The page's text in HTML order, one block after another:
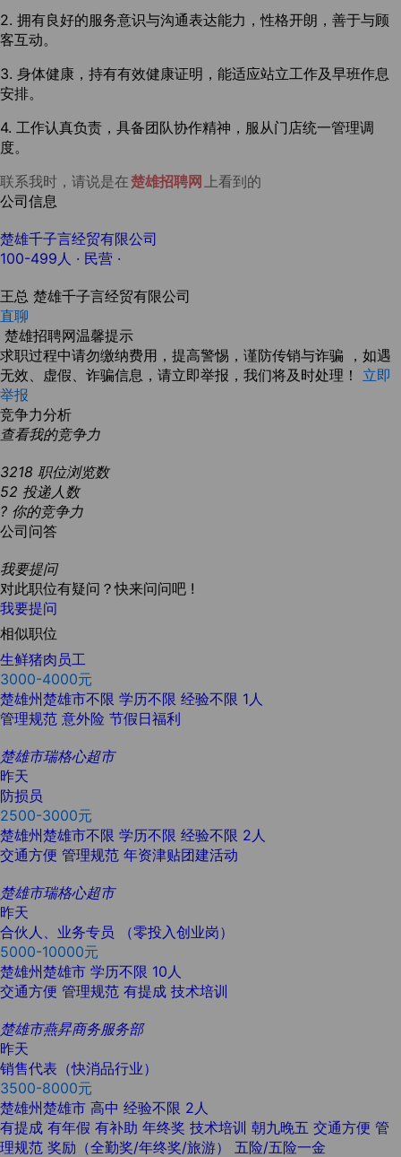
2. 拥有良好的服务意识与沟通表达能力，性格开朗，善于与顾
客互动。
3. 身体健康，持有有效健康证明，能适应站立工作及早班作息
安排。
4. 工作认真负责，具备团队协作精神，服从门店统一管理调
度。
联系我时，请说是在楚雄招聘网 上看到的
公司信息
楚雄千子言经贸有限公司
100-499人 · 民营 ·
王总 楚雄千子言经贸有限公司
直聊
楚雄招聘网温馨提示
求职过程中请勿缴纳费用，提高警惕，谨防传销与诈骗 ，如遇
无效、虚假、诈骗信息，请立即举报，我们将及时处理！ 立即
举报
竞争力分析
查看我的竞争力
3218 职位浏览数
52 投递人数
? 你的竞争力
公司问答
我要提问
对此职位有疑问？快来问问吧 !
我要提问
相似职位
生鲜猪肉员工
3000-4000元
楚雄州楚雄市不限 学历不限 经验不限 1人
管理规范 意外险 节假日福利
楚雄市瑞格心超市
昨天
防损员
2500-3000元
楚雄州楚雄市不限 学历不限 经验不限 2人
交通方便 管理规范 年资津贴团建活动
楚雄市瑞格心超市
昨天
合伙人、业务专员 （零投入创业岗）
5000-10000元
楚雄州楚雄市 学历不限 10人
交通方便 管理规范 有提成 技术培训
楚雄市燕昇商务服务部
昨天
销售代表（快消品行业）
3500-8000元
楚雄州楚雄市 高中 经验不限 2人
有提成 有年假 有补助 年终奖 技术培训 朝九晚五 交通方便 管
理规范 奖励（全勤奖/年终奖/旅游） 五险/五险一金